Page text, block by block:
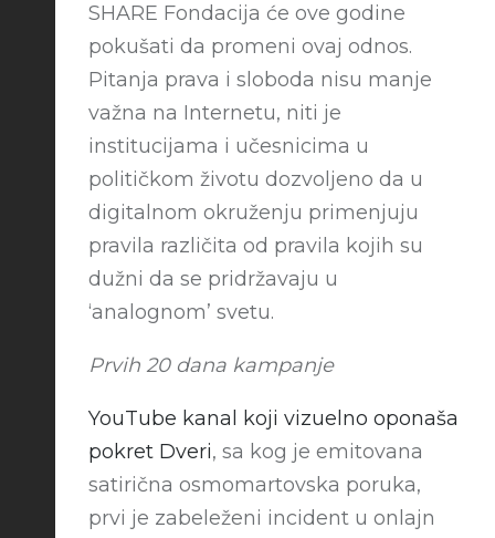
SHARE Fondacija će ove godine
pokušati da promeni ovaj odnos.
Pitanja prava i sloboda nisu manje
važna na Internetu, niti je
institucijama i učesnicima u
političkom životu dozvoljeno da u
digitalnom okruženju primenjuju
pravila različita od pravila kojih su
dužni da se pridržavaju u
‘analognom’ svetu.
Prvih 20 dana kampanje
YouTube kanal koji vizuelno oponaša
pokret Dveri, sa kog je emitovana
satirična osmomartovska poruka,
prvi je zabeleženi incident u onlajn